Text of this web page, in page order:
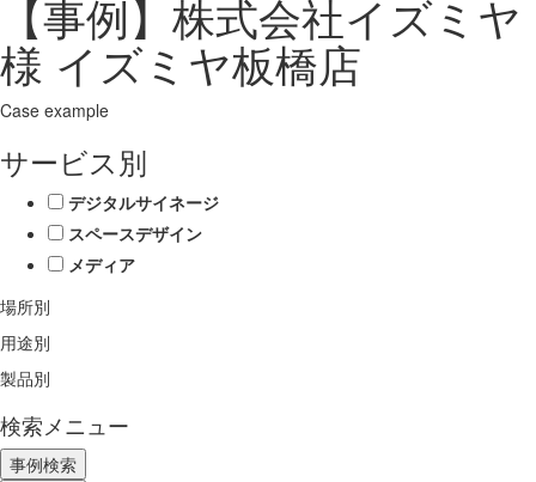
【事例】株式会社イズミヤ
様 イズミヤ板橋店
Case example
サービス別
デジタルサイネージ
スペースデザイン
メディア
場所別
用途別
製品別
検索メニュー